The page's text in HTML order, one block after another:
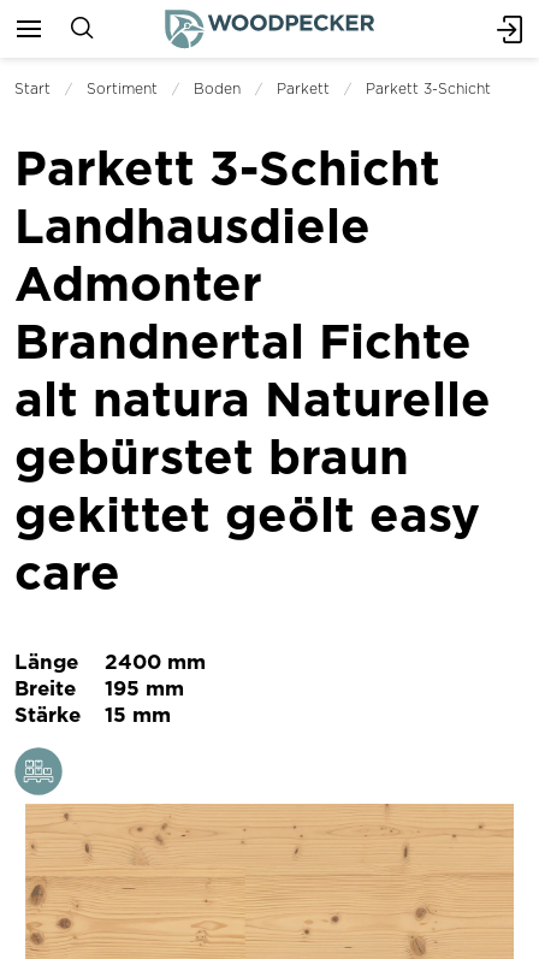
Start Sortiment Boden Parkett Parkett 3-Schicht
Parkett 3-Schicht
Landhausdiele
Admonter
Brandnertal Fichte
alt natura Naturelle
gebürstet braun
gekittet geölt easy
care
Länge
2400 mm
Breite
195 mm
Stärke
15 mm